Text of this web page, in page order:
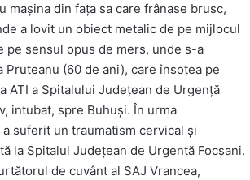
din faţa sa care frânase brusc,
a lovit un obiect metalic de pe mijlocul
pe sensul opus de mers, unde s-a
(60 de ani), care însoţea pe
ATI a Spitalului Judeţean de Urgenţă
intubat, spre Buhuşi. În urma
suferit un traumatism cervical şi
la Spitalul Judeţean de Urgenţă Focşani.
de cuvânt al SAJ Vrancea,